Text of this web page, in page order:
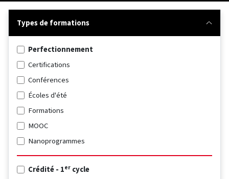
Types de formations
Perfectionnement
Certifications
Conférences
Écoles d'été
Formations
MOOC
Nanoprogrammes
Crédité - 1er cycle